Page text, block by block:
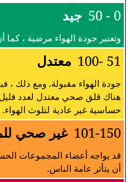
0 - 50 جيد
وتعتبر جودة الهواء مرضية ، كما
51 -100 معتدل
جودة الهواء مقبولة. ومع ذلك ،
هناك قلق صحي معتدل لعدد
حساسية غير عادية لتلوث الهواء.
101-150 غير صحي
قد يواجه أعضاء المجموعات
أن يتأثر عامة الناس.